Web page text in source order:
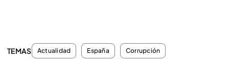
TEMAS Actualidad España Corrupción